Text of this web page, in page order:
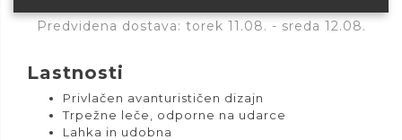
Predvidena dostava: torek 11.08. - sreda 12.08.
Lastnosti
Privlačen avanturističen dizajn
Trpežne leče, odporne na udarce
Lahka in udobna